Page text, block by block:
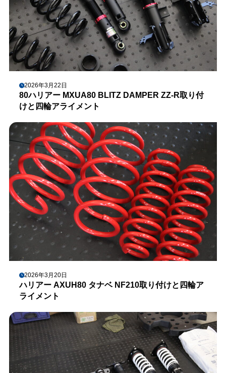
2026年3月22日
80ハリアー MXUA80 BLITZ DAMPER ZZ-R取り付
けと四輪アライメント
2026年3月20日
ハリアー AXUH80 タナベ NF210取り付けと四輪ア
ライメント